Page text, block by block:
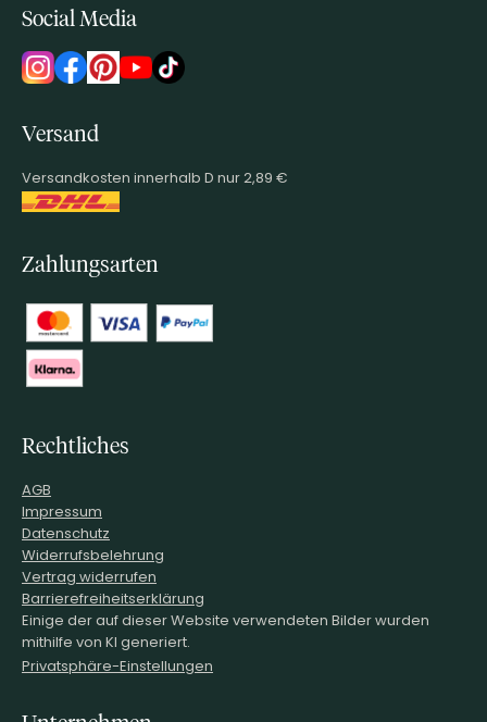
Social Media
Versand
Versandkosten innerhalb D nur 2,89 €
Zahlungsarten
Rechtliches
AGB
Impressum
Datenschutz
Widerrufsbelehrung
Vertrag widerrufen
Barrierefreiheitserklärung
Einige der auf dieser Website verwendeten Bilder wurden
mithilfe von KI generiert.
Privatsphäre-Einstellungen